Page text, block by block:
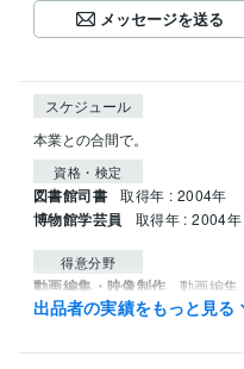
メッセージを送る
スケジュール
本業との合間で。
資格・検定
図書館司書 取得年 : 2004年
博物館学芸員 取得年 : 2004年
得意分野
動画編集・映像制作 動画編集
ュース ゲームプレイ 特技や
タレント業
YouTuber SNS
出品者の実績をもっと見る